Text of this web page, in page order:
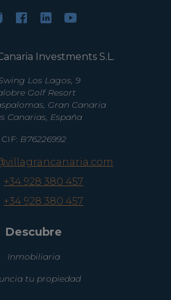
Investments S.L.
Los Lagos, 9
Golf Resort
Gran Canaria
Canarias, España
CIF: B76226992
+34 928 380 457
+34 928 380 457
Descubre
Inmobiliaria
tu propiedad